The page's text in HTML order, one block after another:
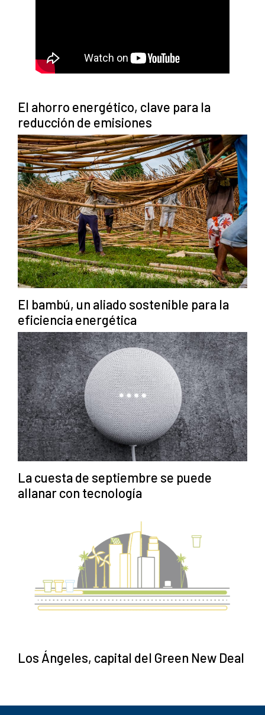
El ahorro energético, clave para la
reducción de emisiones
El bambú, un aliado sostenible para la
eficiencia energética
La cuesta de septiembre se puede
allanar con tecnología
Los Ángeles, capital del Green New Deal